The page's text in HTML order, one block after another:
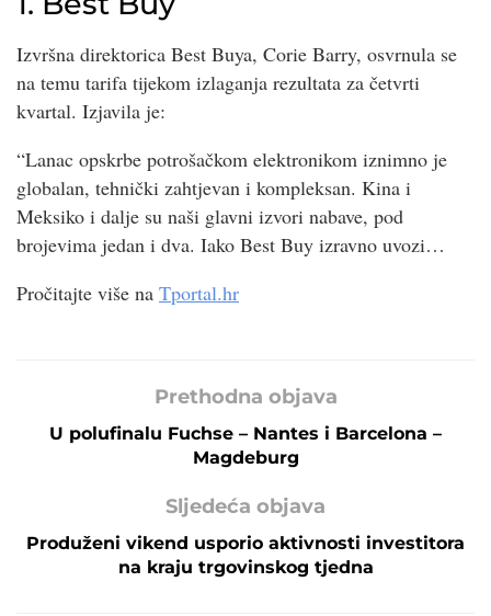
Izvršna direktorica Best Buya, Corie Barry, osvrnula se
na temu tarifa tijekom izlaganja rezultata za četvrti
kvartal. Izjavila je:
“Lanac opskrbe potrošačkom elektronikom iznimno je
globalan, tehnički zahtjevan i kompleksan. Kina i
Meksiko i dalje su naši glavni izvori nabave, pod
brojevima jedan i dva. Iako Best Buy izravno uvozi…
Pročitajte više na Tportal.hr
Prethodna objava
U polufinalu Fuchse – Nantes i Barcelona –
Magdeburg
Sljedeća objava
Produženi vikend usporio aktivnosti investitora
na kraju trgovinskog tjedna